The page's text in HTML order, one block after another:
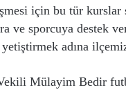
için bu tür
ve sporcuya destek
adına
Mülayim Bedir